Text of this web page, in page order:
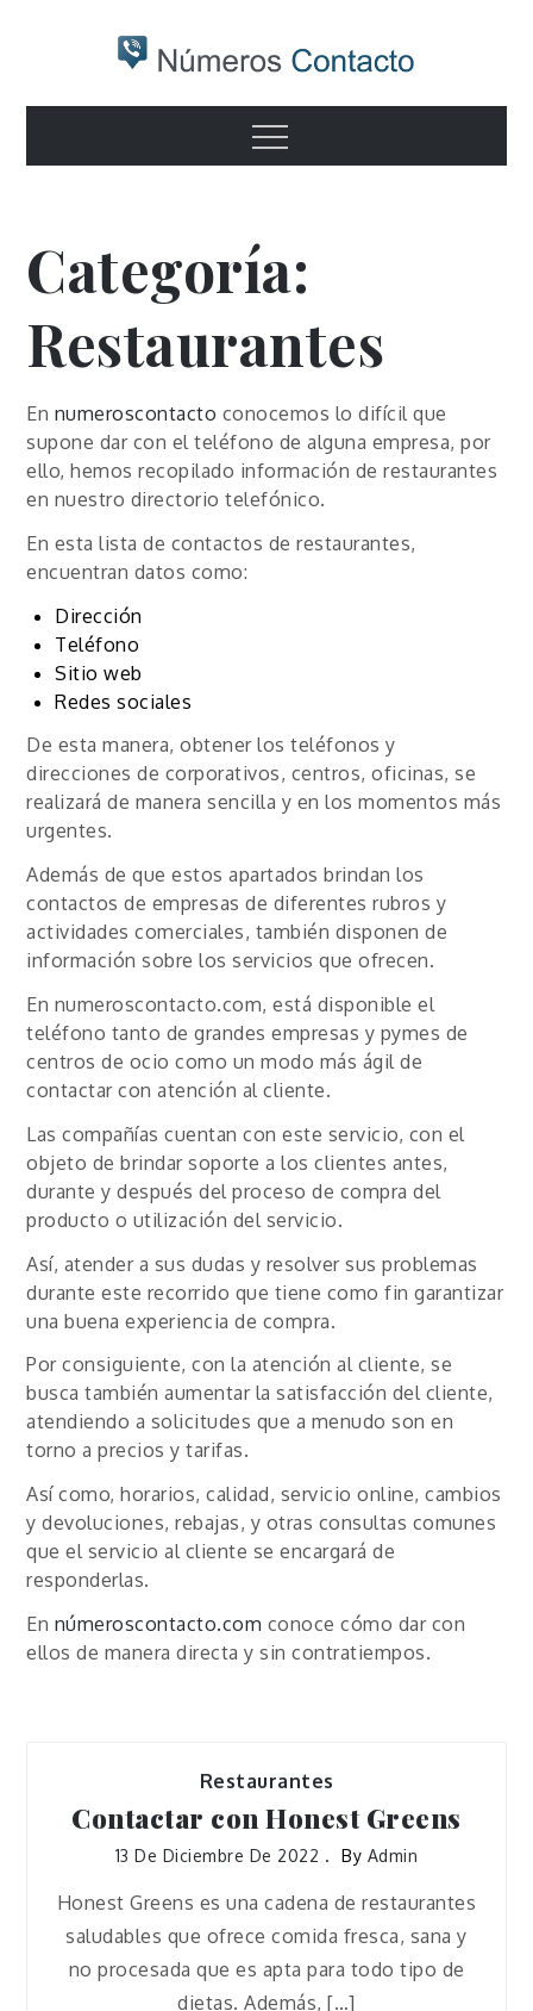
Numeros
contacto
Otro sitio realizado con WordPress
Menu
Categoría:
Restaurantes
En numeroscontacto conocemos lo difícil que
supone dar con el teléfono de alguna empresa, por
ello, hemos recopilado información de restaurantes
en nuestro directorio telefónico.
En esta lista de contactos de restaurantes,
encuentran datos como:
Dirección
Teléfono
Sitio web
Redes sociales
De esta manera, obtener los teléfonos y
direcciones de corporativos, centros, oficinas, se
realizará de manera sencilla y en los momentos más
urgentes.
Además de que estos apartados brindan los
contactos de empresas de diferentes rubros y
actividades comerciales, también disponen de
información sobre los servicios que ofrecen.
En numeroscontacto.com, está disponible el
teléfono tanto de grandes empresas y pymes de
centros de ocio como un modo más ágil de
contactar con atención al cliente.
Las compañías cuentan con este servicio, con el
objeto de brindar soporte a los clientes antes,
durante y después del proceso de compra del
producto o utilización del servicio.
Así, atender a sus dudas y resolver sus problemas
durante este recorrido que tiene como fin garantizar
una buena experiencia de compra.
Por consiguiente, con la atención al cliente, se
busca también aumentar la satisfacción del cliente,
atendiendo a solicitudes que a menudo son en
torno a precios y tarifas.
Así como, horarios, calidad, servicio online, cambios
y devoluciones, rebajas, y otras consultas comunes
que el servicio al cliente se encargará de
responderlas.
En númeroscontacto.com conoce cómo dar con
ellos de manera directa y sin contratiempos.
Restaurantes
Contactar con Honest Greens
13 De Diciembre De 2022 By Admin
Honest Greens es una cadena de restaurantes
saludables que ofrece comida fresca, sana y
no procesada que es apta para todo tipo de
dietas. Además, […]